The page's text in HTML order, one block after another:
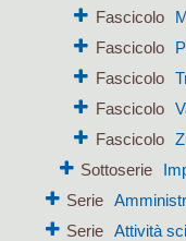
Fascicolo
Fascicolo
Fascicolo
Fascicolo
Fascicolo
Sottoserie
Serie
Serie Attività